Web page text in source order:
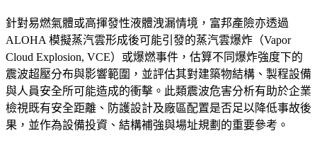
針對易燃氣體或高揮發性液體洩漏情境，富邦產險亦透過
ALOHA 模擬蒸汽雲形成後可能引發的蒸汽雲爆炸（Vapor
Cloud Explosion, VCE）或爆燃事件，估算不同爆炸強度下的
震波超壓分布與影響範圍，並評估其對建築物結構、製程設備
與人員安全所可能造成的衝擊。此類震波危害分析有助於企業
檢視既有安全距離、防護設計及廠區配置是否足以降低事故後
果，並作為設備投資、結構補強與場址規劃的重要參考。